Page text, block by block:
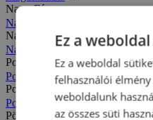
Nagy-Fátra
Nagy-Fátra
Nagymegyer
Nagymegyer
Podhajska
Podhajska
Pozsony
Pozsony
Pöstyén
Ez a
Ez a weboldal
felhasználói
weboldalunk
az összes süti